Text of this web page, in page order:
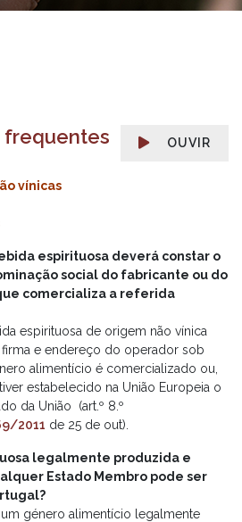
OUVIR
frequentes
vínicas
espirituosa deverá constar o
social do fabricante ou do
comercializa a referida
espirituosa de origem não vínica
e endereço do operador sob
alimentício é comercializado ou,
estabelecido na União Europeia o
da União (art.º 8.º
2011 de 25 de out).
legalmente produzida e
Estado Membro pode ser
um género alimentício legalmente